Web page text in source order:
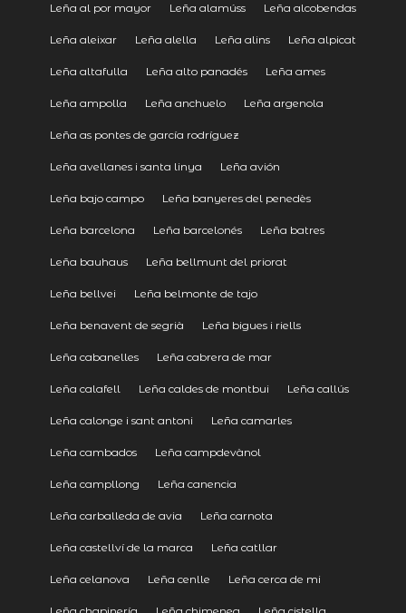
Leña al por mayor Leña alamúss Leña alcobendas
Leña aleixar Leña alella Leña alins Leña alpicat
Leña altafulla Leña alto panadés Leña ames
Leña ampolla Leña anchuelo Leña argenola
Leña as pontes de garcía rodríguez
Leña avellanes i santa linya Leña avión
Leña bajo campo Leña banyeres del penedès
Leña barcelona Leña barcelonés Leña batres
Leña bauhaus Leña bellmunt del priorat
Leña bellvei Leña belmonte de tajo
Leña benavent de segrià Leña bigues i riells
Leña cabanelles Leña cabrera de mar
Leña calafell Leña caldes de montbui Leña callús
Leña calonge i sant antoni Leña camarles
Leña cambados Leña campdevànol
Leña campllong Leña canencia
Leña carballeda de avia Leña carnota
Leña castellví de la marca Leña catllar
Leña celanova Leña cenlle Leña cerca de mi